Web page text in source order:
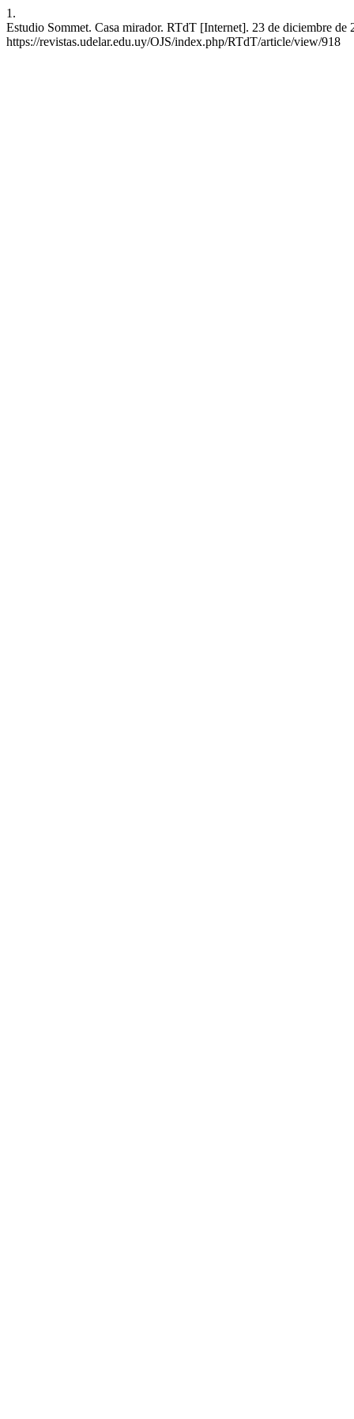
1.
Estudio Sommet. Casa mirador. RTdT [Internet]. 23 de diciembre
https://revistas.udelar.edu.uy/OJS/index.php/RTdT/article/view/918